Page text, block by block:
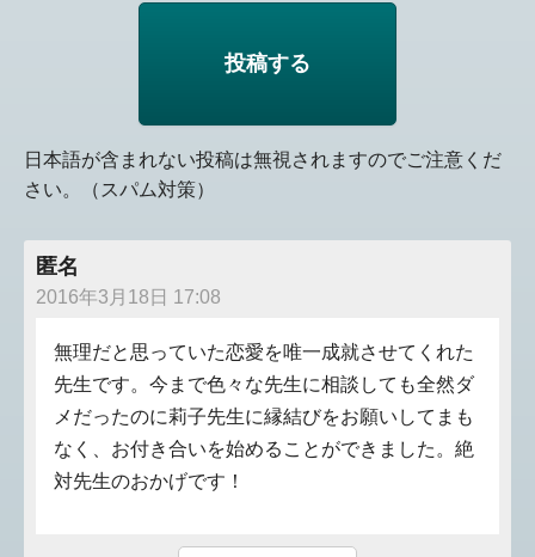
日本語が含まれない投稿は無視されますのでご注意くだ
さい。（スパム対策）
匿名
2016年3月18日 17:08
無理だと思っていた恋愛を唯一成就させてくれた
先生です。今まで色々な先生に相談しても全然ダ
メだったのに莉子先生に縁結びをお願いしてまも
なく、お付き合いを始めることができました。絶
対先生のおかげです！